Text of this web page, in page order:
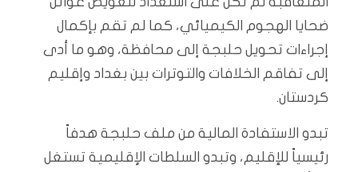
ضحايا الهجوم الكيميائي، كما لم تقم بإكمال
إجراءات تحويل حلبجة إلى محافظة، وهو ما أدى
إلى تفاقم الخلافات والتوترات بين بغداد وإقليم
كردستان.
تبدو الاستفادة المالية من ملف حلبجة هدفاً
رئيسياً للإقليم، وتبدو السلطات الإقليمية تستغل